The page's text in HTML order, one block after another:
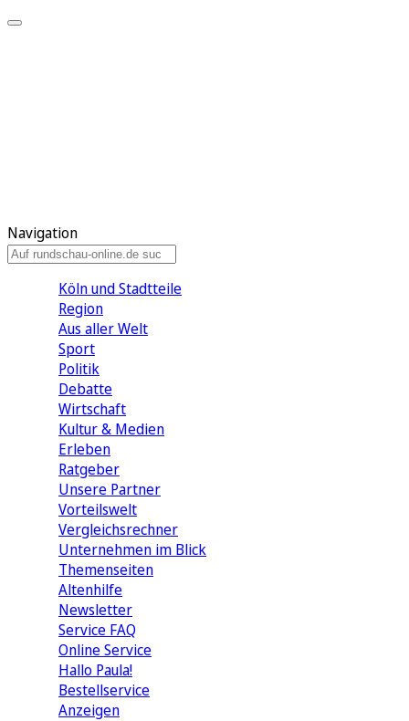
Navigation
Köln und Stadtteile
Region
Aus aller Welt
Sport
Politik
Debatte
Wirtschaft
Kultur & Medien
Erleben
Ratgeber
Unsere Partner
Vorteilswelt
Vergleichsrechner
Unternehmen im Blick
Themenseiten
Altenhilfe
Newsletter
Service FAQ
Online Service
Hallo Paula!
Bestellservice
Anzeigen